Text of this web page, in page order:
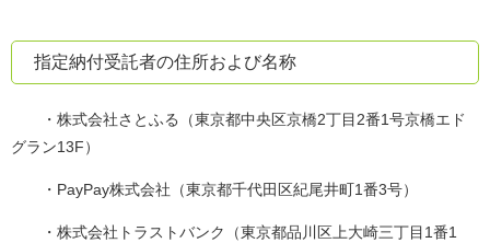
指定納付受託者の住所および名称
・株式会社さとふる（東京都中央区京橋2丁目2番1号京橋エド
グラン13F）
・PayPay株式会社（東京都千代田区紀尾井町1番3号）
・株式会社トラストバンク（東京都品川区上大崎三丁目1番1